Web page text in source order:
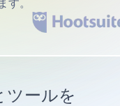
す。
ツールを